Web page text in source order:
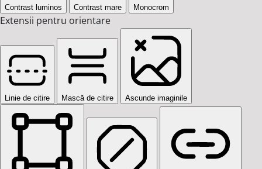
Contrast luminos Contrast mare Monocrom
Extensii pentru orientare
Linie de citire Mască de citire Ascunde imaginile